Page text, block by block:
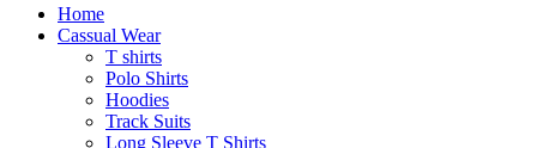
Home
Cassual Wear
T shirts
Polo Shirts
Hoodies
Track Suits
Long Sleeve T Shirts